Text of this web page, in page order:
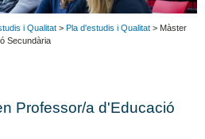
i Qualitat > Pla d'estudis i Qualitat > Màster
Secundària
Professor/a d'Educació